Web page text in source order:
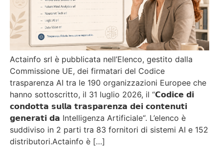
Actainfo srl è pubblicata nell’Elenco, gestito dalla
Commissione UE, dei firmatari del Codice
trasparenza AI tra le 190 organizzazioni Europee che
hanno sottoscritto, il 31 luglio 2026, il “𝗖𝗼𝗱𝗶𝗰𝗲 𝗱𝗶
𝗰𝗼𝗻𝗱𝗼𝘁𝘁𝗮 𝘀𝘂𝗹𝗹𝗮 𝘁𝗿𝗮𝘀𝗽𝗮𝗿𝗲𝗻𝘇𝗮 𝗱𝗲𝗶 𝗰𝗼𝗻𝘁𝗲𝗻𝘂𝘁𝗶
𝗴𝗲𝗻𝗲𝗿𝗮𝘁𝗶 𝗱𝗮 Intelligenza Artificiale“. L’elenco è
suddiviso in 2 parti tra 83 fornitori di sistemi AI e 152
distributori.Actainfo è […]